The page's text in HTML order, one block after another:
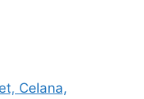
Celana,